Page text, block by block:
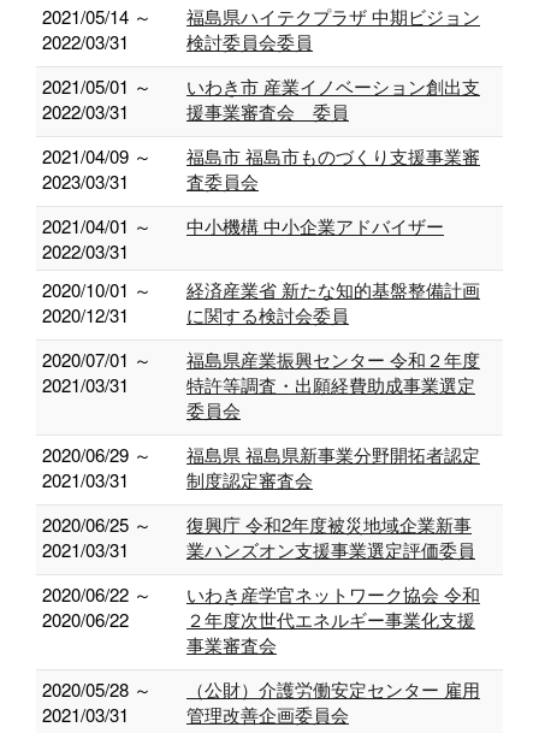
2021/05/14 ～
2022/03/31
福島県ハイテクプラザ 中期ビジョン
検討委員会委員
2021/05/01 ～
2022/03/31
いわき市 産業イノベーション創出支
援事業審査会 委員
2021/04/09 ～
2023/03/31
福島市 福島市ものづくり支援事業審
査委員会
2021/04/01 ～
2022/03/31
中小機構 中小企業アドバイザー
2020/10/01 ～
2020/12/31
経済産業省 新たな知的基盤整備計画
に関する検討会委員
2020/07/01 ～
2021/03/31
福島県産業振興センター 令和２年度
特許等調査・出願経費助成事業選定
委員会
2020/06/29 ～
2021/03/31
福島県 福島県新事業分野開拓者認定
制度認定審査会
2020/06/25 ～
2021/03/31
復興庁 令和2年度被災地域企業新事
業ハンズオン支援事業選定評価委員
2020/06/22 ～
2020/06/22
いわき産学官ネットワーク協会 令和
２年度次世代エネルギー事業化支援
事業審査会
2020/05/28 ～
2021/03/31
（公財）介護労働安定センター 雇用
管理改善企画委員会